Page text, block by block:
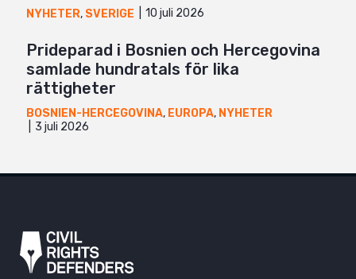
NYHETER, SVERIGE 10 juli 2026
Prideparad i Bosnien och Hercegovina
samlade hundratals för lika
rättigheter
BOSNIEN-HERCEGOVINA, EUROPA, NYHETER
3 juli 2026